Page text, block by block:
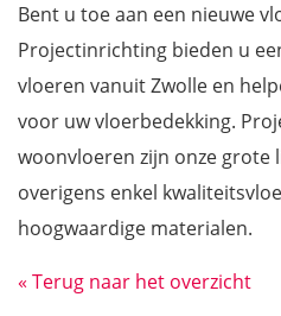
PROJECTEN
CONTACT
Bent u toe aan een nieuwe
Projectinrichting bieden u
vloeren vanuit Zwolle en
voor uw vloerbedekking.
woonvloeren zijn onze grote
overigens enkel
hoogwaardige materialen.
Terug naar het overzicht